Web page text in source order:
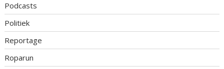
Podcasts
Politiek
Reportage
Roparun